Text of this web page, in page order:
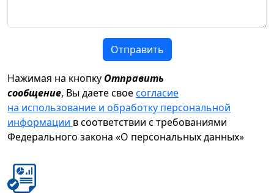
Отправить
Нажимая на кнопку Отправить
сообщение, Вы даете своесогласие
на использование и обработку персональной
информации в соответствии с требованиями
Федерального закона «О персональных данных»